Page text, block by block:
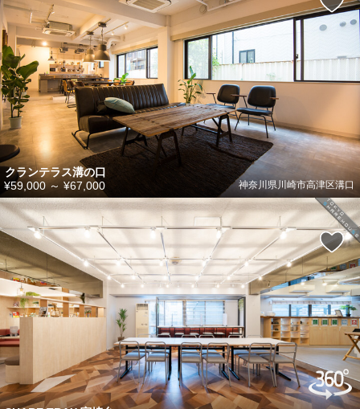
クランテラス溝の口
神奈川県川崎市高津区溝口
¥59,000～ ¥67,000